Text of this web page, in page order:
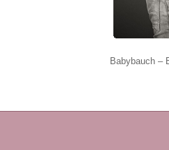
Babybauch –